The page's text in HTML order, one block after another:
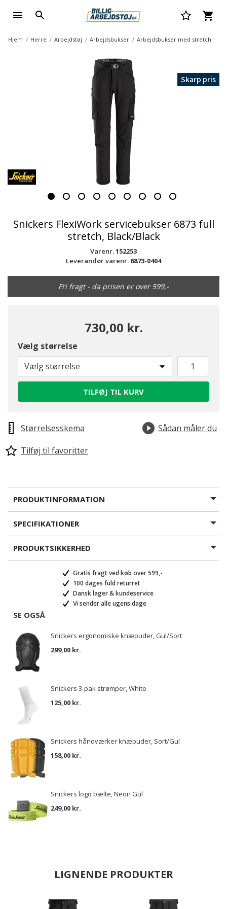
Hjem Herre Arbejdstøj Arbejdsbukser Arbejdsbukser med stretch
Skarp pris
Snickers FlexiWork servicebukser 6873 full
stretch, Black/Black
Varenr.152253
Leverandør varenr. 6873-0404
Fri fragt - da prisen er over 599,-
730,00 kr.
Vælg størrelse
Vælg størrelse
TILFØJ TIL KURV
Størrelsesskema
Sådan måler du
Tilføj til favoritter
PRODUKTINFORMATION
SPECIFIKATIONER
PRODUKTSIKKERHED
Gratis fragt ved køb over 599,-
100 dages fuld returret
Dansk lager & kundeservice
Vi sender alle ugens dage
SE OGSÅ
Snickers ergonomiske knæpuder, Gul/Sort
299,00 kr.
Snickers 3-pak strømper, White
125,00 kr.
Snickers håndværker knæpuder, Sort/Gul
158,00 kr.
Snickers logo bælte, Neon Gul
249,00 kr.
LIGNENDE PRODUKTER